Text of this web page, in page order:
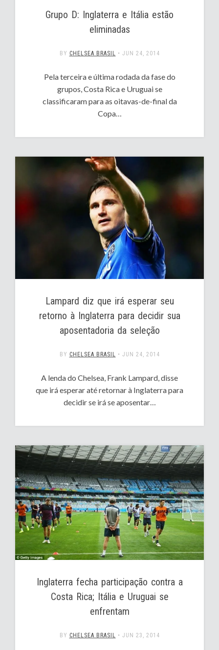
Grupo D: Inglaterra e Itália estão
eliminadas
BY CHELSEA BRASIL • JUN 24, 2014
Pela terceira e última rodada da fase do
grupos, Costa Rica e Uruguai se
classificaram para as oitavas-de-final da
Copa…
Lampard diz que irá esperar seu
retorno à Inglaterra para decidir sua
aposentadoria da seleção
BY CHELSEA BRASIL • JUN 24, 2014
A lenda do Chelsea, Frank Lampard, disse
que irá esperar até retornar à Inglaterra para
decidir se irá se aposentar…
Inglaterra fecha participação contra a
Costa Rica; Itália e Uruguai se
enfrentam
BY CHELSEA BRASIL • JUN 23, 2014